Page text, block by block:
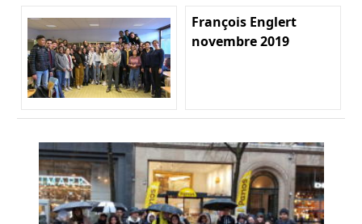
François Englert
novembre 2019